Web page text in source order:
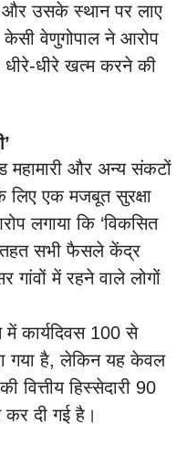
और उसके स्थान पर लाए
वेणुगोपाल ने आरोप
धीरे-धीरे खत्म करने की
महामारी और अन्य संकटों
लिए एक मजबूत सुरक्षा
लगाया कि ‘विकसित
तहत सभी फैसले केंद्र
गांवों में रहने वाले लोगों
कार्यदिवस 100 से
गया है, लेकिन यह केवल
वित्तीय हिस्सेदारी 90
दी गई है।